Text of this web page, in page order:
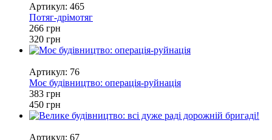
Артикул: 465
Потяг-дрімотяг
266 грн
320 грн
Артикул: 76
Моє будівництво: операція-руйнація
383 грн
450 грн
Артикул: 67